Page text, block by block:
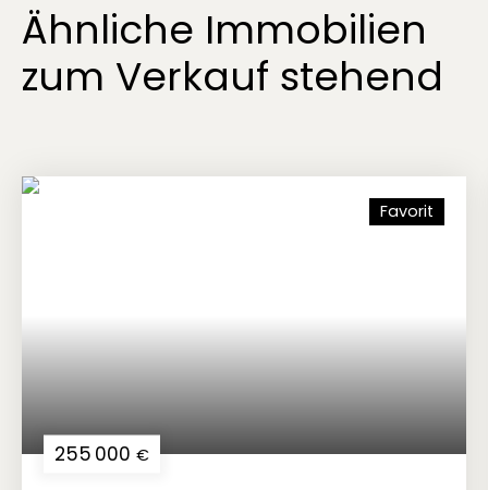
Ähnliche Immobilien
zum Verkauf stehend
Favorit
255 000 €